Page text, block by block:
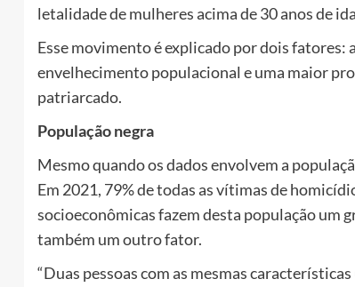
letalidade de mulheres acima de 30 anos de
Esse movimento é explicado por dois fatores:
envelhecimento populacional e uma maior
patriarcado.
População negra
Mesmo quando os dados envolvem a
Em 2021, 79% de todas as vítimas de
socioeconômicas fazem desta população um
também um outro fator.
“Duas pessoas com as mesmas